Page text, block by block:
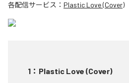
各配信サービス： Plastic Love (Cover)
1 ： Plastic Love (Cover)